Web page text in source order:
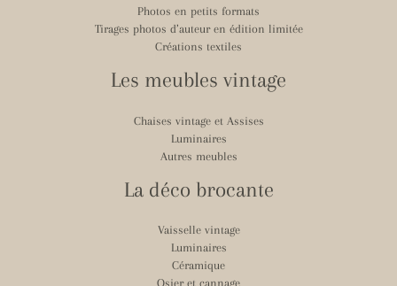
Photos en petits formats
Tirages photos d’auteur en édition limitée
Créations textiles
Les meubles vintage
Chaises vintage et Assises
Luminaires
Autres meubles
La déco brocante
Vaisselle vintage
Luminaires
Céramique
Osier et cannage